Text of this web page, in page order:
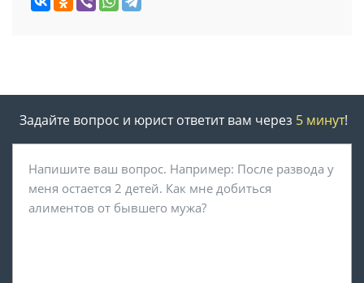
Задайте вопрос и юрист ответит вам через 5 минут!